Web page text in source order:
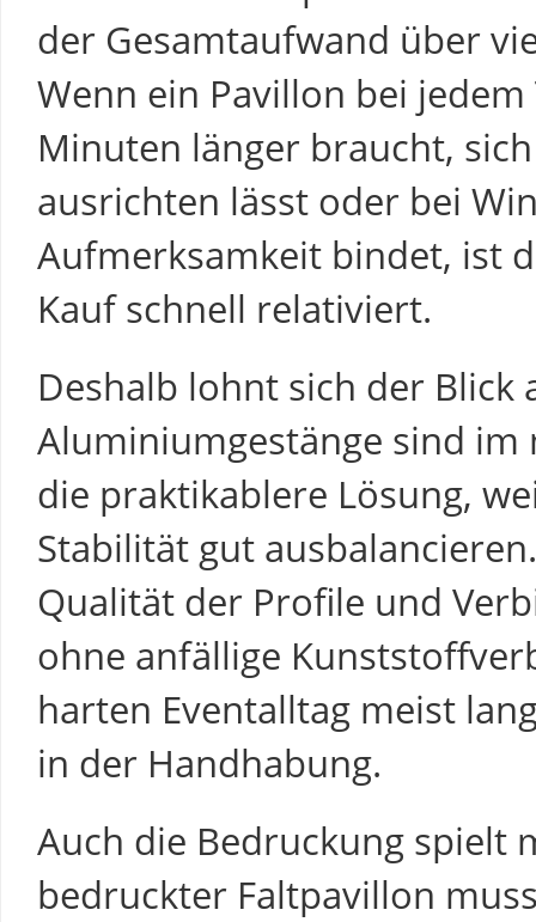
der Gesamtaufwand über
Wenn ein Pavillon bei
Minuten länger braucht,
ausrichten lässt oder bei
Aufmerksamkeit bindet, ist
Kauf schnell relativiert.
Deshalb lohnt sich der Blick
Aluminiumgestänge sind im
die praktikablere Lösung,
Stabilität gut
Qualität der Profile und
ohne anfällige
harten Eventalltag meist
in der Handhabung.
Auch die Bedruckung spielt
bedruckter Faltpavillon